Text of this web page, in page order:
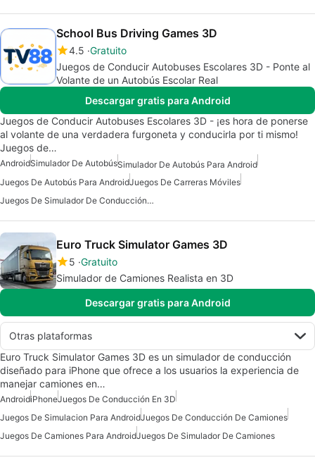
School Bus Driving Games 3D
4.5 Gratuito
Juegos de Conducir Autobuses Escolares 3D - Ponte al
Volante de un Autobús Escolar Real
Descargar gratis para Android
Juegos de Conducir Autobuses Escolares 3D - ¡es hora de ponerse
al volante de una verdadera furgoneta y conducirla por ti mismo!
Juegos de…
AndroidSimulador De AutobúsSimulador De Autobús Para Android
Juegos De Autobús Para AndroidJuegos De Carreras Móviles
Juegos De Simulador De Conducción Para Android
Euro Truck Simulator Games 3D
5 Gratuito
Simulador de Camiones Realista en 3D
Descargar gratis para Android
Otras plataformas
Euro Truck Simulator Games 3D es un simulador de conducción
diseñado para iPhone que ofrece a los usuarios la experiencia de
manejar camiones en…
AndroidiPhoneJuegos De Conducción En 3D
Juegos De Simulacion Para AndroidJuegos De Conducción De Camiones
Juegos De Camiones Para AndroidJuegos De Simulador De Camiones